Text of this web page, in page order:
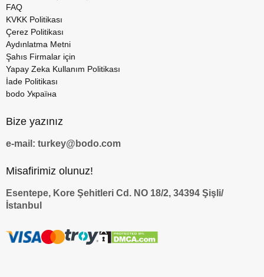
FAQ
KVKK Politikası
Çerez Politikası
Aydınlatma Metni
Şahıs Firmalar için
Yapay Zeka Kullanım Politikası
İade Politikası
bodo Україна
Bize yazınız
e-mail: turkey@bodo.com
Misafirimiz olunuz!
Esentepe, Kore Şehitleri Cd. NO 18/2, 34394 Şişli/
İstanbul